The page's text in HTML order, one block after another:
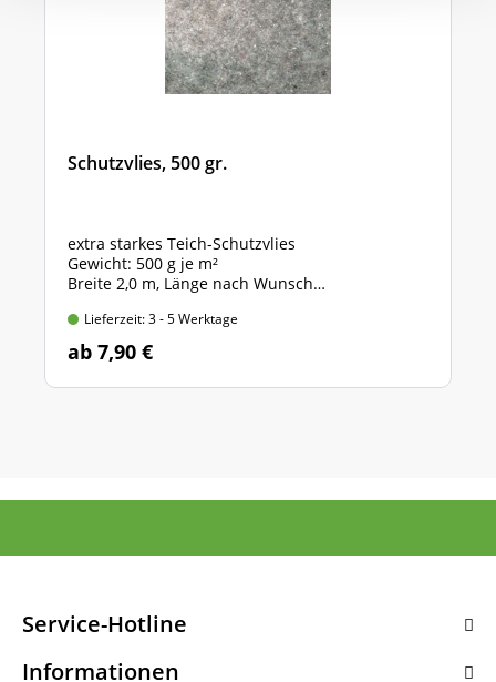
Schutzvlies, 500 gr.
extra starkes Teich-Schutzvlies
Gewicht: 500 g je m²
Breite 2,0 m, Länge nach Wunsch
Lieferzeit: 3 - 5 Werktage
ab 7,90 €
Service-Hotline
Informationen